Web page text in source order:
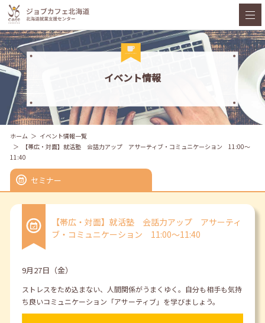
イベント情報
ホーム
イベント情報一覧
【帯広・対面】就活塾 会話力アップ アサーティブ・コミュニケーション 11:00～
11:40
セミナー
【帯広・対面】就活塾 会話力アップ アサーティ
ブ・コミュニケーション 11:00～11:40
9月27日（金）
ストレスをため込まない、人間関係がうまくゆく。自分も相手も気持
ち良いコミュニケーション「アサーティブ」を学びましょう。